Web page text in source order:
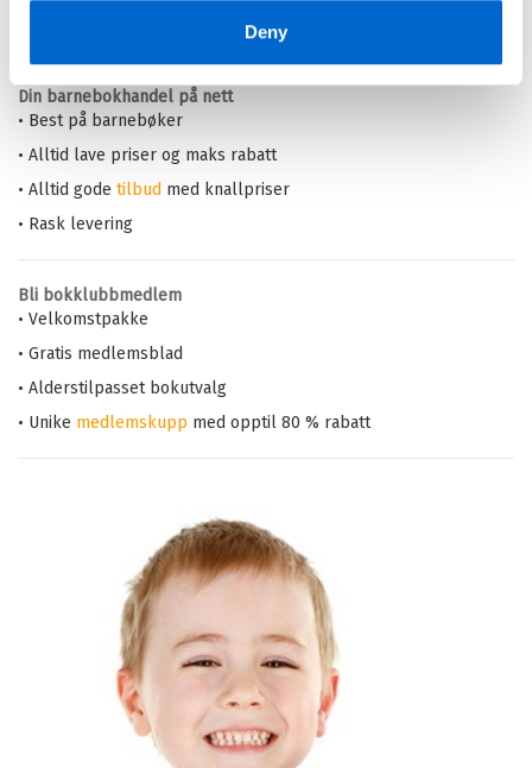
Deny
Barnas Egen Bokverden – 100% leselyst!
Din barnebokhandel på nett
• Best på barnebøker
• Alltid lave priser og maks rabatt
• Alltid gode tilbud med knallpriser
• Rask levering
Bli bokklubbmedlem
• Velkomstpakke
• Gratis medlemsblad
• Alderstilpasset bokutvalg
• Unike medlemskupp med opptil 80 % rabatt